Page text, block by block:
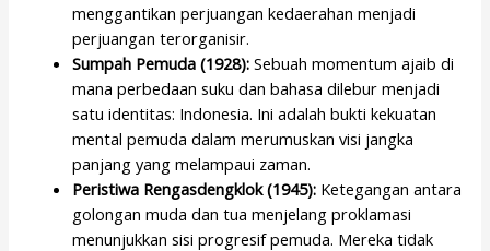
menggantikan perjuangan kedaerahan menjadi
perjuangan terorganisir.
Sumpah Pemuda (1928): Sebuah momentum ajaib di
mana perbedaan suku dan bahasa dilebur menjadi
satu identitas: Indonesia. Ini adalah bukti kekuatan
mental pemuda dalam merumuskan visi jangka
panjang yang melampaui zaman.
Peristiwa Rengasdengklok (1945): Ketegangan antara
golongan muda dan tua menjelang proklamasi
menunjukkan sisi progresif pemuda. Mereka tidak